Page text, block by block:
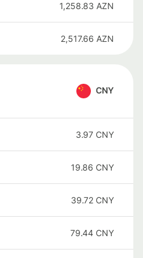
1,258.83 AZN
2,517.66 AZN
CNY
3.97 CNY
19.86 CNY
39.72 CNY
79.44 CNY